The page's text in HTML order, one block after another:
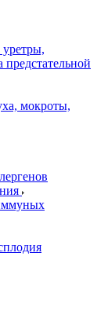
уретры,
мокроты,